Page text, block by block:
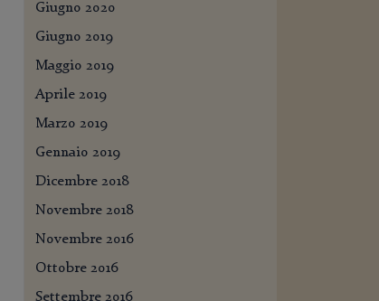
Giugno 2020
Giugno 2019
Maggio 2019
Aprile 2019
Marzo 2019
Gennaio 2019
Dicembre 2018
Novembre 2018
Novembre 2016
Ottobre 2016
Settembre 2016